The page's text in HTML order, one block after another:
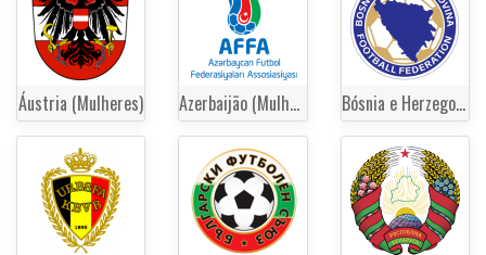
Áustria (Mulheres) Azerbaijão (Mulheres) Bósnia e Herzegovina (Mulheres)